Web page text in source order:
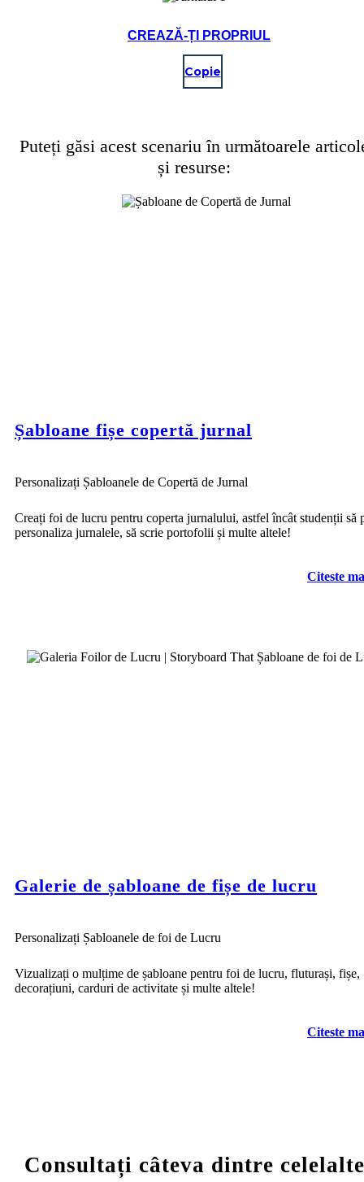
CREAZĂ-ȚI PROPRIUL
Copie
Puteți găsi acest scenariu în următoarele
și resurse:
Șabloane fișe copertă jurnal
Personalizați Șabloanele de Copertă de Jurnal
Creați foi de lucru pentru coperta jurnalului, astfel încât studenții să
personaliza jurnalele, să scrie portofolii și multe altele!
Citeste
Galerie de șabloane de fișe de lucru
Personalizați Șabloanele de foi de Lucru
Vizualizați o mulțime de șabloane pentru foi de lucru, fluturași, fișe,
decorațiuni, carduri de activitate și multe altele!
Citeste
Consultați câteva dintre celelalte